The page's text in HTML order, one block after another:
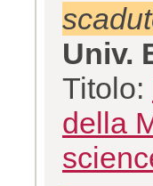
Univ.
Titolo:
della